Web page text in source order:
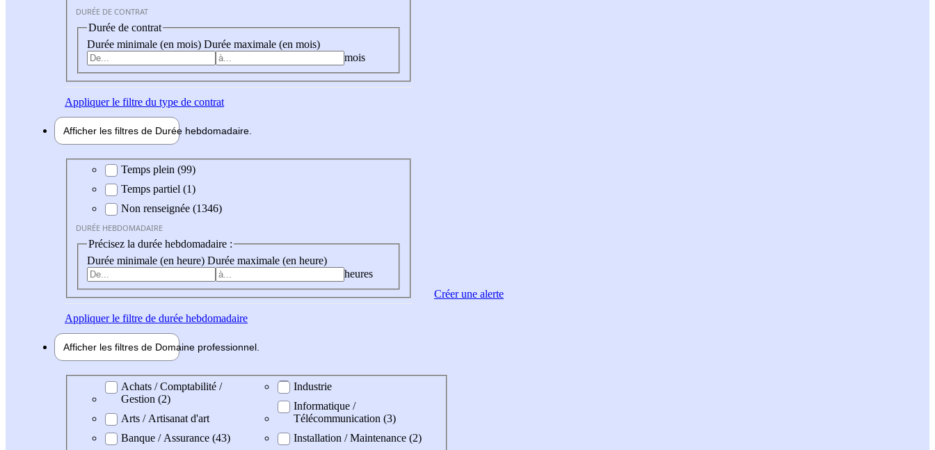
DURÉE DE CONTRAT
Durée de contrat
Durée minimale (en mois) Durée maximale (en mois)
mois
Appliquerle filtre du type de contrat
Afficher les filtres de Durée hebdomadaire
Durée hebdomadaire
Temps plein (99)
Temps partiel (1)
Non renseignée (1346)
DURÉE HEBDOMADAIRE
Précisez la durée hebdomadaire :
Durée minimale (en heure) Durée maximale (en heure)
heures
Appliquerle filtre de durée hebdomadaire
Afficher les filtres de Domaine professionnel
Domaine professionel
Achats / Comptabilité /
Gestion (2)
Arts / Artisanat d'art
Banque / Assurance (43)
Industrie
Informatique /
Télécommunication (3)
Installation / Maintenance (2)
Créer une alerte